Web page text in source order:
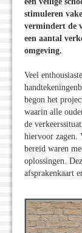
stimuleren
vermindert de
een aantal
omgeving.
Veel
begon het
waarin alle
de
hiervoor zagen.
bereid waren
oplossingen.
afsprakenkaart